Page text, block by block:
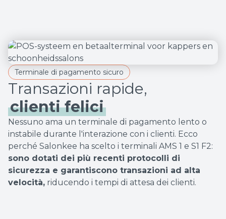
Terminale di pagamento sicuro
clienti felici
Nessuno ama un terminale di pagamento lento o
instabile durante l'interazione con i clienti. Ecco
perché Salonkee ha scelto i terminali AMS 1 e S1 F2:
sono dotati dei più recenti protocolli di
sicurezza e garantiscono transazioni ad alta
velocità, riducendo i tempi di attesa dei clienti.